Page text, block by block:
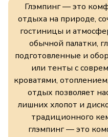
Глэмпинг — это
отдыха на природе,
гостиницы и
обычной палатки,
подготовленные и
или тенты с
кроватями,
отдых позволяет
лишних хлопот и
традиционного
глэмпинг — это